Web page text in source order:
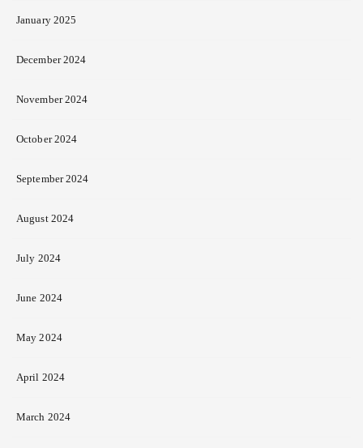
January 2025
December 2024
November 2024
October 2024
September 2024
August 2024
July 2024
June 2024
May 2024
April 2024
March 2024